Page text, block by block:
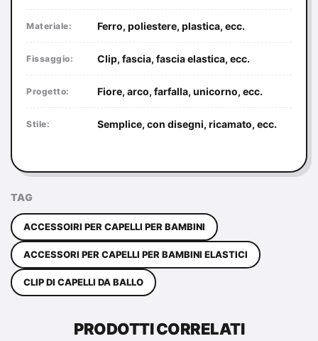
Materiale: Ferro, poliestere, plastica, ecc.
Fissaggio: Clip, fascia, fascia elastica, ecc.
Progetto: Fiore, arco, farfalla, unicorno, ecc.
Stile: Semplice, con disegni, ricamato, ecc.
TAG
ACCESSOIRI PER CAPELLI PER BAMBINI
ACCESSORI PER CAPELLI PER BAMBINI ELASTICI
CLIP DI CAPELLI DA BALLO
PRODOTTI CORRELATI